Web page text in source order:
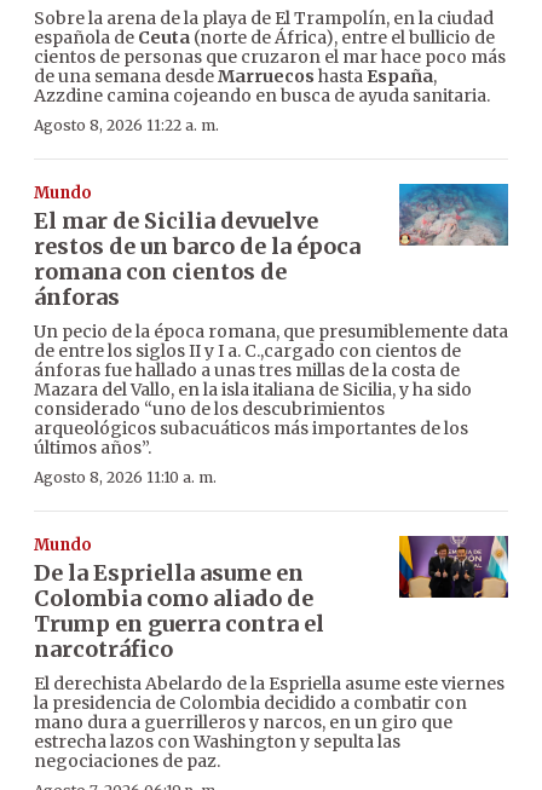
Sobre la arena de la playa de El Trampolín, en la ciudad
española de Ceuta (norte de África), entre el bullicio de
cientos de personas que cruzaron el mar hace poco más
de una semana desdeMarruecos hasta España,
Azzdine camina cojeando en busca de ayuda sanitaria.
Agosto 8, 2026 11:22 a. m.
Mundo
El mar de Sicilia devuelve
restos de un barco de la época
romana con cientos de
ánforas
Un pecio de la época romana, que presumiblemente data
de entre los siglos II y I a. C.,cargado con cientos de
ánforas fue hallado a unas tres millas de la costa de
Mazara del Vallo, en la isla italiana de Sicilia, y ha sido
considerado “uno de los descubrimientos
arqueológicos subacuáticos más importantes de los
últimos años”.
Agosto 8, 2026 11:10 a. m.
Mundo
De la Espriella asume en
Colombia como aliado de
Trump en guerra contra el
narcotráfico
El derechista Abelardo de la Espriella asume este viernes
la presidencia de Colombia decidido a combatir con
mano dura a guerrilleros y narcos, en un giro que
estrecha lazos con Washington y sepulta las
negociaciones de paz.